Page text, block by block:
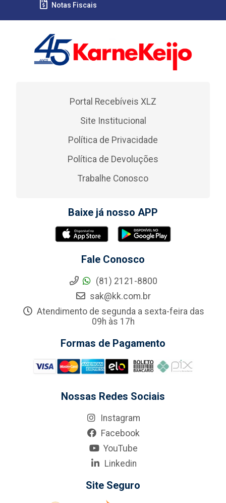
Notas Fiscais
Portal Recebíveis XLZ
Site Institucional
Política de Privacidade
Política de Devoluções
Trabalhe Conosco
Baixe já nosso APP
Fale Conosco
(81) 2121-8800
sak@kk.com.br
Atendimento de segunda a sexta-feira das
09h às 17h
Formas de Pagamento
Nossas Redes Sociais
Instagram
Facebook
YouTube
Linkedin
Site Seguro